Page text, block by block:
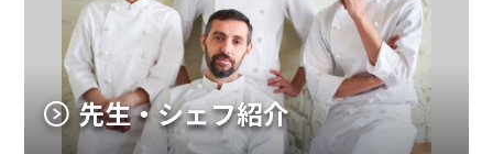
先生・シェフ紹介